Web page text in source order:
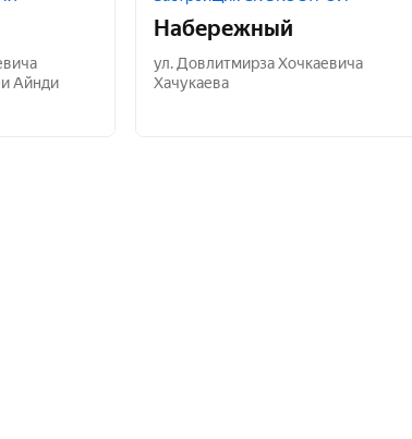
Айнди
Набережный
ул. Довлитмирза Хочкаевича
Хачукаева